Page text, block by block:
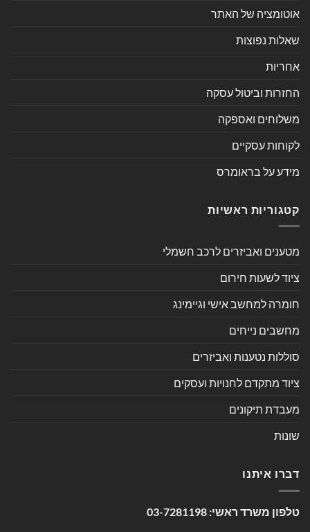
אוטומציה של האתר
שאלות נפוצות
אחריות
החזרות וביטול עסקה
משלוחים ואספקה
לקוחות עסקיים
מידע על בראומרס
קטגוריות ראשיות
מטענים ואביזרים לרכב חשמלי
ציוד לשעות חירום
חומרה למחשב אישי וגיימינג
מחשבים נייחים
סוללות נטענות ואביזרים
ציוד מתקדם לחנויות ועסקים
מעבדת תיקונים
שונות
דברו איתנו
טלפון משרד ראשי: 03-7281198